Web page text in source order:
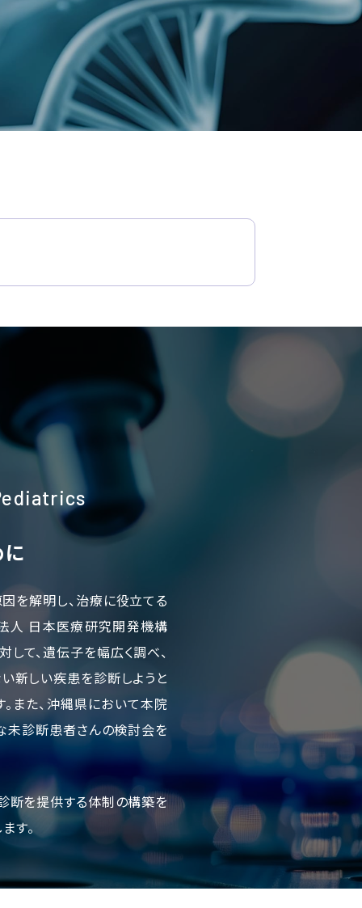
を解明し、治療に役立てる
法人 日本医療研究開発機構
て、遺伝子を幅広く調べ、
新しい疾患を診断しようと
また、沖縄県において本院
未診断患者さんの検討会を
断を提供する体制の構築を
す。